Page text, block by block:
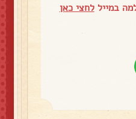
במייללחצי כאן